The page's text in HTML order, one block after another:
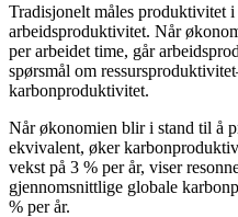
Tradisjonelt måles produktivitet
arbeidsproduktivitet. Når
per arbeidet time, går
spørsmål om
karbonproduktivitet.
Når økonomien blir i stand til å
ekvivalent, øker
vekst på 3 % per år, viser
gjennomsnittlige globale
% per år.